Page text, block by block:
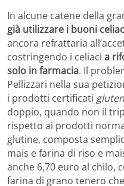
In alcune catene della
già utilizzare i buoni
ancora refrattaria
costringendo i celiaci a
solo in farmacia. Il
Pellizzari nella sua
i prodotti certificati
doppio, quando non il
rispetto ai prodotti
glutine, composta
mais e farina di riso e
anche 6,70 euro al chilo,
farina di grano tenero